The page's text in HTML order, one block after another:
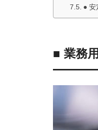
● 安
■ 業務